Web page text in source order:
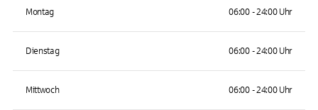
Montag 06:00 - 24:00 Uhr
Dienstag 06:00 - 24:00 Uhr
Mittwoch 06:00 - 24:00 Uhr